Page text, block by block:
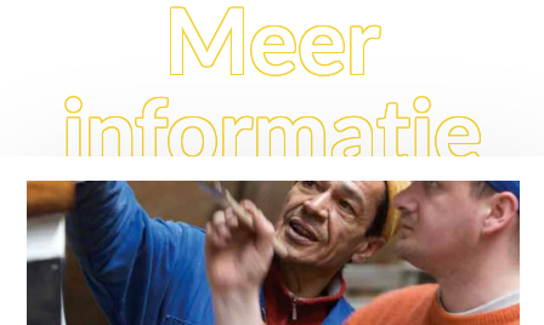
Meer
informatie